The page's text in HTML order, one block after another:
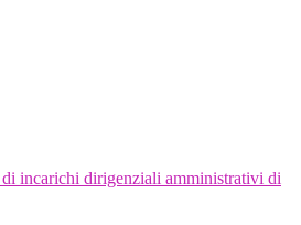
incarichi dirigenziali amministrativi di